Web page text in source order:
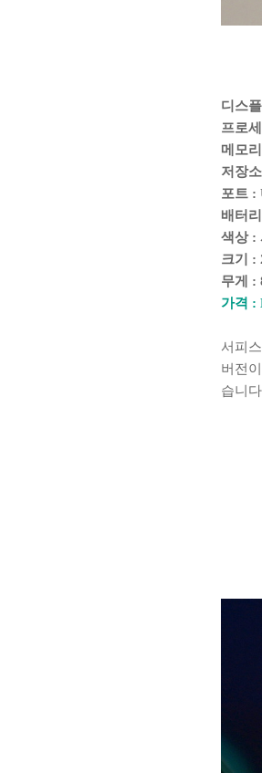
디스
프로
메모
저장
포트 :
배터
색상 :
크기 :
무게 :
가격 :
서피
버전
습니